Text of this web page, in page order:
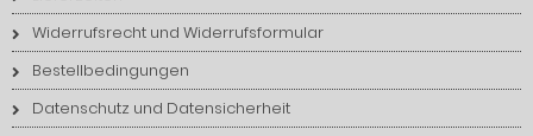
Widerrufsrecht und Widerrufsformular
Bestellbedingungen
Datenschutz und Datensicherheit